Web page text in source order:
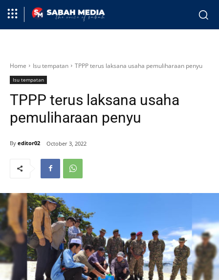
Home Isu tempatan TPPP terus laksana usaha pemuliharaan penyu
Isu tempatan
TPPP terus laksana usaha
pemuliharaan penyu
By editor02 October 3, 2022